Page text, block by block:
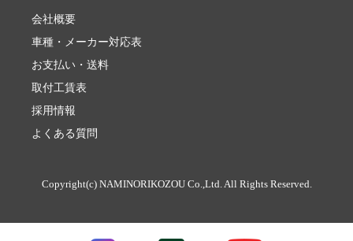
会社概要
車種・メーカー対応表
お支払い・送料
取付工賃表
採用情報
よくある質問
Copyright(c) NAMINORIKOZOU Co.,Ltd. All Rights Reserved.